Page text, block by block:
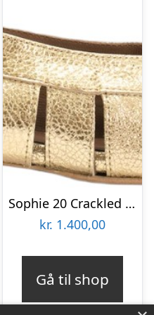
Sophie 20 Crackled Metallic Goat
kr. 1.400,00
Gå til shop